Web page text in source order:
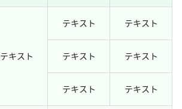
テキスト
テキスト テキスト
テキスト テキスト
テキスト テキスト